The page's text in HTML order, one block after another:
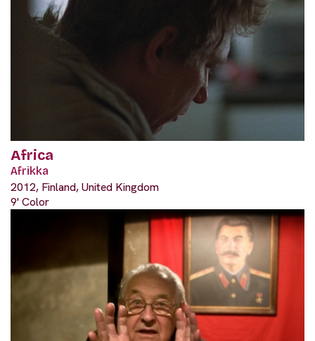
Africa
Afrikka
2012, Finland, United Kingdom
9' Color